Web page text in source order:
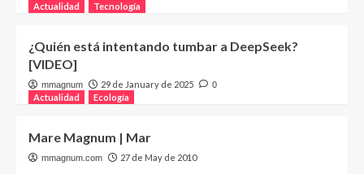
Actualidad Tecnología
¿Quién está intentando tumbar a DeepSeek?
[VIDEO]
mmagnum 29 de January de 2025 0
Actualidad Ecología
Mare Magnum | Mar
mmagnum.com 27 de May de 2010